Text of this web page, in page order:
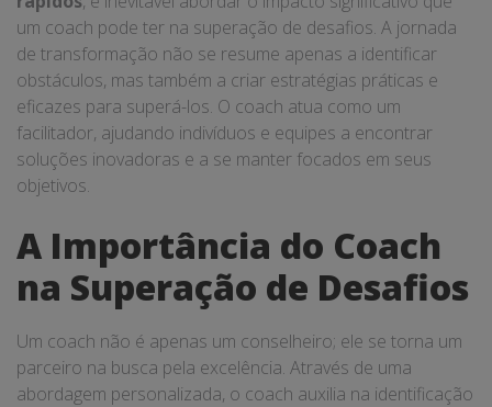
um coach pode ter na superação de desafios. A jornada
de transformação não se resume apenas a identificar
obstáculos, mas também a criar estratégias práticas e
eficazes para superá-los. O coach atua como um
facilitador, ajudando indivíduos e equipes a encontrar
soluções inovadoras e a se manter focados em seus
objetivos.
A Importância do Coach
na Superação de Desafios
Um coach não é apenas um conselheiro; ele se torna um
parceiro na busca pela excelência. Através de uma
abordagem personalizada, o coach auxilia na identificação